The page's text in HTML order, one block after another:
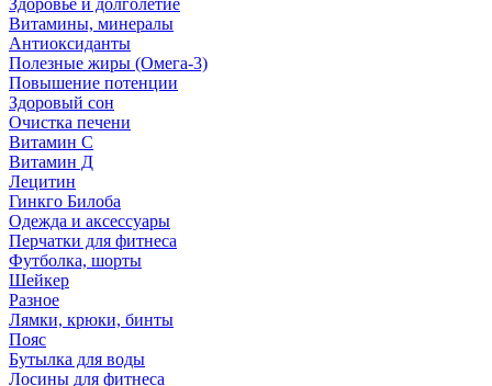
Здоровье и долголетие
Витамины, минералы
Антиоксиданты
Полезные жиры (Омега-3)
Повышение потенции
Здоровый сон
Очистка печени
Витамин С
Витамин Д
Лецитин
Гинкго Билоба
Одежда и аксессуары
Перчатки для фитнеса
Футболка, шорты
Шейкер
Разное
Лямки, крюки, бинты
Пояс
Бутылка для воды
Лосины для фитнеса